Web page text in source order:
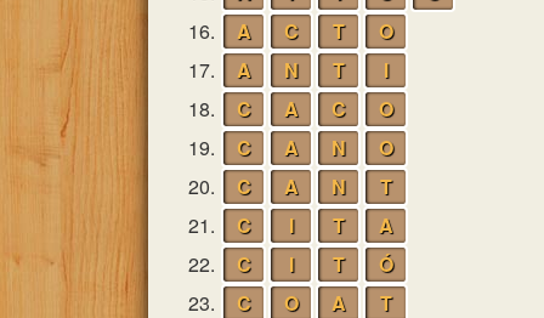
16.
A C T
O
17.
A N T
I
18.
C A C
O
19.
C A N
O
20.
C A N
T
21.
C I T
A
22.
C I T
Ó
23.
C O A
T